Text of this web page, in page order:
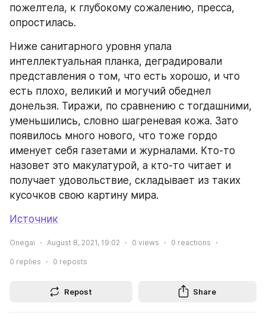
пожелтела, к глубокому сожалению, пресса,
опростилась.
Ниже санитарного уровня упала
интеллектуальная планка, деградировали
представления о том, что есть хорошо, и что
есть плохо, великий и могучий обеднел
донельзя. Тиражи, по сравнению с тогдашними,
уменьшились, словно шагреневая кожа. Зато
появилось много нового, что тоже гордо
именует себя газетами и журналами. Кто-то
назовет это макулатурой, а кто-то читает и
получает удовольствие, складывает из таких
кусочков свою картину мира.
Источник
Onegai August 8, 2021, 19:02 0 views 0 reactions
0 replies 0 reposts
Repost Share